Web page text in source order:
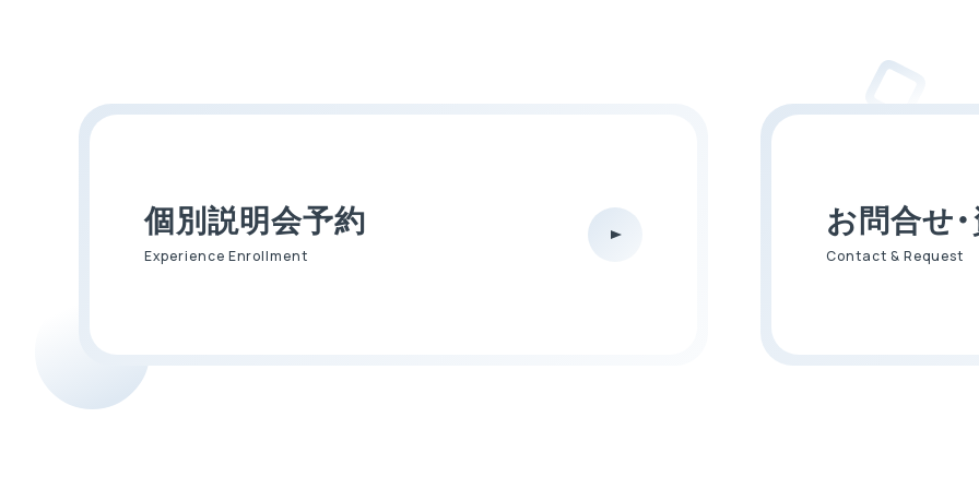
個別説明会予約
Experience Enrollment
お問合せ
Contact & Request